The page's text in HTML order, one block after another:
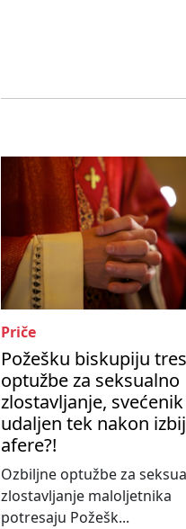
Priče
Požešku biskupiju
optužbe za seksualno
zlostavljanje, svećenik
udaljen tek nakon
afere?!
Ozbiljne optužbe za
zlostavljanje maloljetnika
potresaju Požešk...